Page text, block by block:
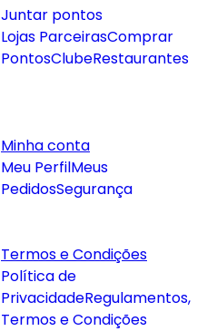
Juntar pontos
Lojas ParceirasComprar
PontosClubeRestaurantes
Minha conta
Meu PerfilMeus
PedidosSegurança
Termos e Condições
Política de
PrivacidadeRegulamentos,
Termos e Condições